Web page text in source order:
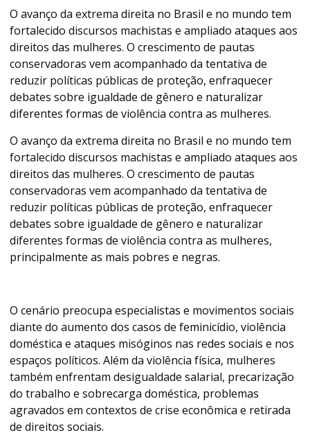
O avanço da extrema direita no Brasil e no mundo tem
fortalecido discursos machistas e ampliado ataques aos
direitos das mulheres. O crescimento de pautas
conservadoras vem acompanhado da tentativa de
reduzir políticas públicas de proteção, enfraquecer
debates sobre igualdade de gênero e naturalizar
diferentes formas de violência contra as mulheres.
O avanço da extrema direita no Brasil e no mundo tem
fortalecido discursos machistas e ampliado ataques aos
direitos das mulheres. O crescimento de pautas
conservadoras vem acompanhado da tentativa de
reduzir políticas públicas de proteção, enfraquecer
debates sobre igualdade de gênero e naturalizar
diferentes formas de violência contra as mulheres,
principalmente as mais pobres e negras.
O cenário preocupa especialistas e movimentos sociais
diante do aumento dos casos de feminicídio, violência
doméstica e ataques misóginos nas redes sociais e nos
espaços políticos. Além da violência física, mulheres
também enfrentam desigualdade salarial, precarização
do trabalho e sobrecarga doméstica, problemas
agravados em contextos de crise econômica e retirada
de direitos sociais.